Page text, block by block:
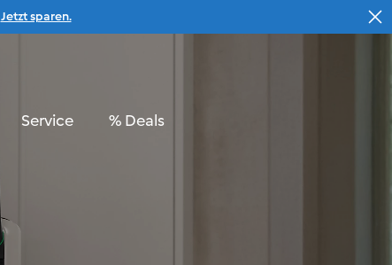
Jetzt sparen.
Service % Deals